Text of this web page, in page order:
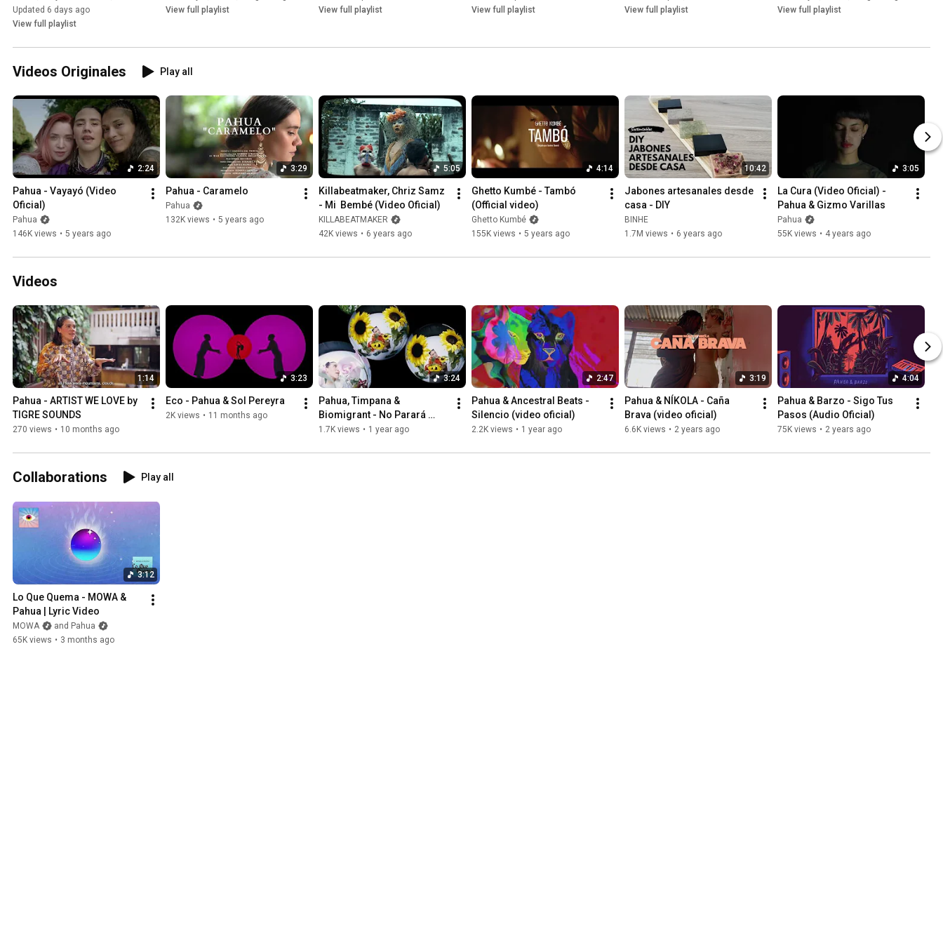
Instagram: https://www.instagram.com/pahuamusic/
Updated 6 days ago
View full playlist
View full playlist
View full playlist
View full playlist
View full playlist
View full playlist
Videos Originales Play all
2:24
Pahua - Vayayó (Video
Oficial)
Pahua
146K views • 5 years ago
3:29
Pahua - Caramelo
Pahua
132K views • 5 years ago
5:05
Killabeatmaker, Chriz Samz
- Mi  Bembé (Video Oficial)
KILLABEATMAKER
42K views • 6 years ago
4:14
Ghetto Kumbé - Tambó
(Official video)
Ghetto Kumbé
155K views • 5 years ago
10:42
Jabones artesanales desde
casa - DIY
BINHE
1.7M views • 6 years ago
3:05
La Cura (Video Oficial) -
Pahua & Gizmo Varillas
Pahua
55K views • 4 years ago
Videos
1:14
Pahua - ARTIST WE LOVE by
TIGRE SOUNDS
270 views • 10 months ago
3:23
Eco - Pahua & Sol Pereyra
2K views • 11 months ago
3:24
Pahua, Timpana &
Biomigrant - No Parará
(Visualizer)
1.7K views • 1 year ago
2:47
Pahua & Ancestral Beats -
Silencio (video oficial)
2.2K views • 1 year ago
3:19
Pahua & NÍKOLA - Caña
Brava (video oficial)
6.6K views • 2 years ago
4:04
Pahua & Barzo - Sigo Tus
Pasos (Audio Oficial)
75K views • 2 years ago
Collaborations Play all
3:12
Lo Que Quema - MOWA &
Pahua | Lyric Video
MOWA
and Pahua
65K views • 3 months ago